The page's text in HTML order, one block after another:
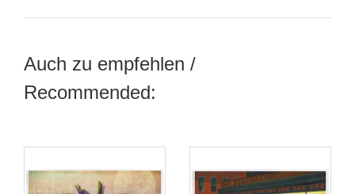
Auch zu empfehlen /
Recommended: